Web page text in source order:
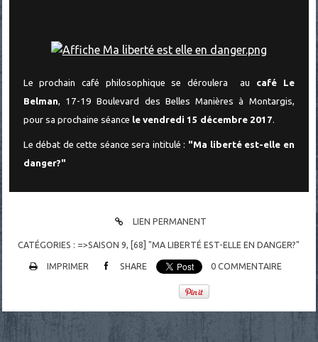
Le prochain café philosophique se déroulera au café Le
Belman, 17-19 Boulevard des Belles Manières à Montargis,
pour sa prochaine séance le vendredi 15 décembre 2017.
Le débat de cette séance sera intitulé : "Ma liberté est-elle en
danger?"
LIEN PERMANENT
CATÉGORIES : =>SAISON 9, [68] "MA LIBERTÉ EST-ELLE EN DANGER?"
IMPRIMER SHARE 0 COMMENTAIRE